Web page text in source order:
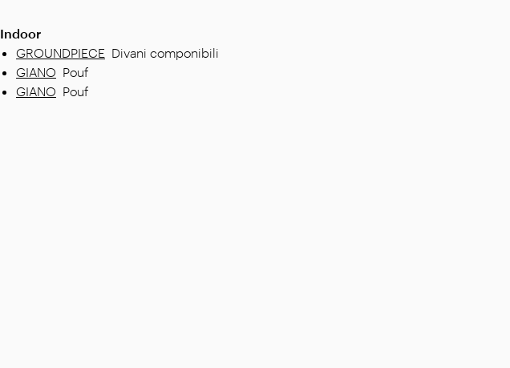
Indoor
GROUNDPIECE Divani componibili
GIANO Pouf
GIANO Pouf